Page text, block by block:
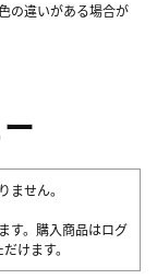
の違いがある場合が
せん。
す。購入商品はログ
けます。